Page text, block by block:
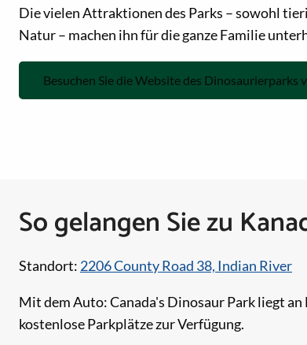
Die vielen Attraktionen des Parks – sowohl
Natur – machen ihn für die ganze Familie
Besuchen Sie die Website des Dinosaurierparks
So gelangen Sie zu
Standort: 2206 County Road 38, Indian River
Mit dem Auto: Canada's Dinosaur Park liegt
kostenlose Parkplätze zur Verfügung.